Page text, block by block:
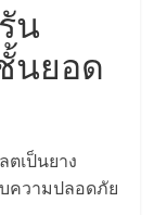
น
นยอด
เป็นยาง
ความปลอดภัย